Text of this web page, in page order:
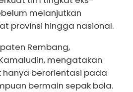
melanjutkan
provinsi hingga nasional.
Rembang,
mengatakan
hanya berorientasi pada
bermain sepak bola.